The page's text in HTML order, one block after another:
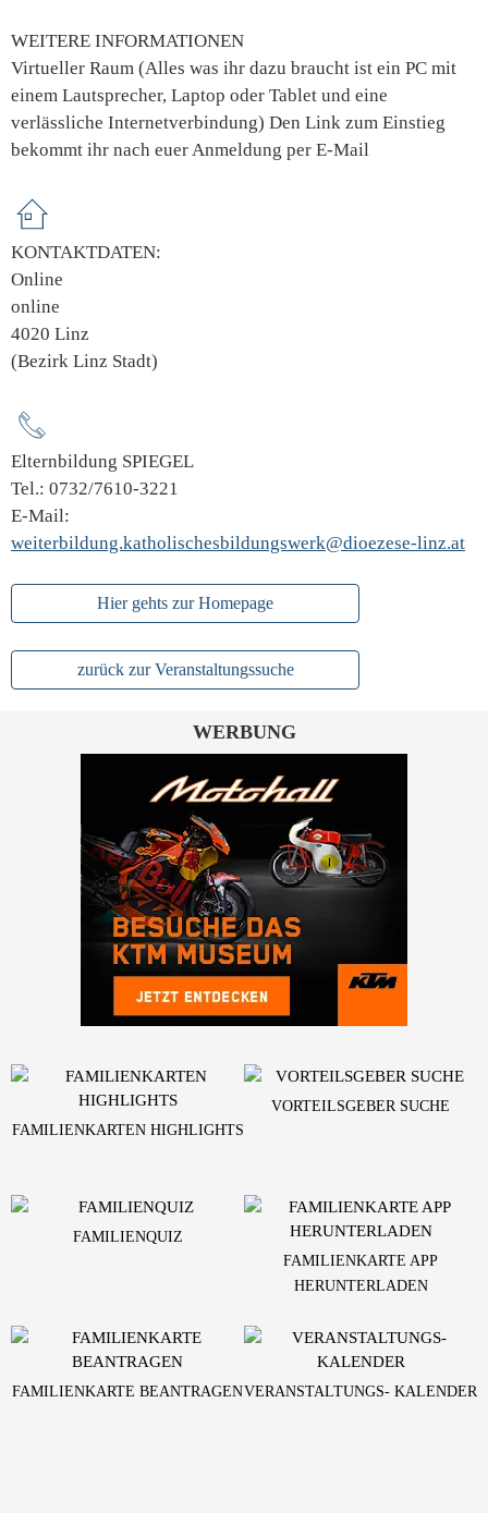
WEITERE INFORMATIONEN
Virtueller Raum (Alles was ihr dazu braucht ist ein PC mit
einem Lautsprecher, Laptop oder Tablet und eine
verlässliche Internetverbindung) Den Link zum Einstieg
bekommt ihr nach euer Anmeldung per E-Mail
KONTAKTDATEN:
Online
online
4020 Linz
(Bezirk Linz Stadt)
Elternbildung SPIEGEL
Tel.: 0732/7610-3221
E-Mail:
weiterbildung.katholischesbildungswerk@dioezese-linz.at
Hier gehts zur Homepage
zurück zur Veranstaltungssuche
WERBUNG
FAMILIENKARTEN HIGHLIGHTS
VORTEILSGEBER SUCHE
FAMILIENQUIZ
FAMILIENKARTE APP
HERUNTERLADEN
FAMILIENKARTE BEANTRAGENVERANSTALTUNGS- KALENDER